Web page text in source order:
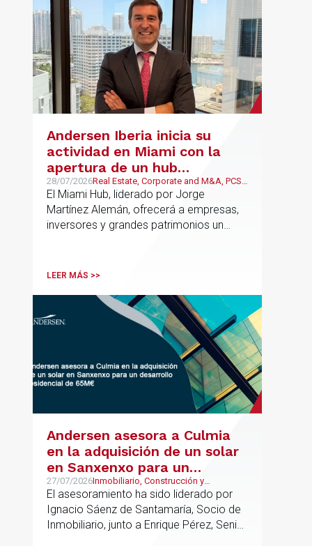
Andersen Iberia inicia su
actividad en Miami con la
apertura de un hub
estratégico para reforzar el
asesoramiento fiscal, legal y
patrimonial conectando
Europa y Latinoamérica
28/07/2026Real Estate, Corporate and M&A, PCS,
Wealth Management & Family
Business
El Miami Hub, liderado por Jorge
Martínez Alemán, ofrecerá a empresas,
inversores y grandes patrimonios un
Latinoamérica y otros mercados
LEER MÁS >>
Andersen asesora a Culmia
en la adquisición de un solar
en Sanxenxo para un
desarrollo residencial de
65M€
27/07/2026Inmobiliario, Construcción y
Urbanismo
El asesoramiento ha sido liderado por
Ignacio Sáenz de Santamaría, Socio de
Inmobiliario, junto a Enrique Pérez, Senior